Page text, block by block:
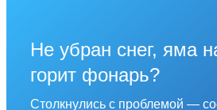
Не убран снег, яма
горит фонарь?
Столкнулись с проблемой —